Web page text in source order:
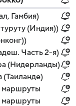
Гамбия)
(Индия))
Часть 2-я)
(Нидерланды)
(Таиланде)
маршруты
маршруты